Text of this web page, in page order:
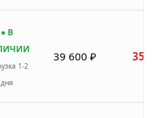
● В
1-2
дня
39 600 ₽ 35